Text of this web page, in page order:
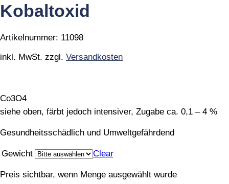
Kobaltoxid
Artikelnummer: 11098
inkl. MwSt. zzgl. Versandkosten
Co3O4
siehe oben, färbt jedoch intensiver, Zugabe ca. 0,1 – 4 %
Gesundheitsschädlich und Umweltgefährdend
Gewicht Clear
Preis sichtbar, wenn Menge ausgewählt wurde